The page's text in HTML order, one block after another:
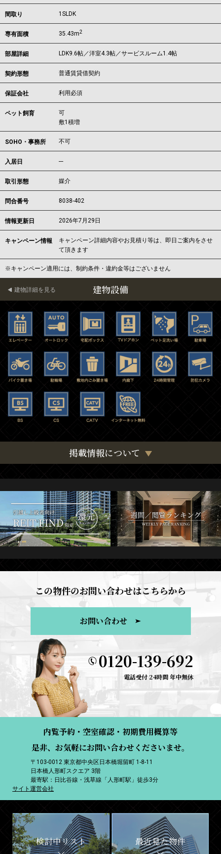
間取り 1SLDK
専有面積 35.43m2
部屋詳細 LDK9.6帖／洋室4.3帖／サービスルーム1.4帖
契約形態 普通賃貸借契約
保証会社 利用必須
ペット飼育
可
敷1積増
SOHO・事務所 不可
入居日 ---
取引形態 媒介
問合番号 8038-402
情報更新日 2026年7月29日
キャンペーン情報
キャンペーン詳細内容やお見積り等は、即日ご案内をさせ
て頂きます
※キャンペーン適用には、制約条件・違約金等はございません
建物設備
建物詳細を見る
掲載情報について
この物件のお問い合わせはこちらから
お問い合わせ
0120-139-692
電話受付 24時間 年中無休
内覧予約・空室確認・初期費用概算等
是非、お気軽にお問い合わせくださいませ。
〒103-0012 東京都中央区日本橋堀留町 1-8-11
日本橋人形町スクエア 3階
最寄駅：日比谷線・浅草線「人形町駅」徒歩3分
サイト運営会社
検討中リスト 最近見た物件